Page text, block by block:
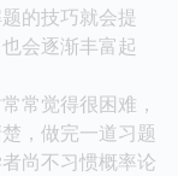
的技巧就会提
会逐渐丰富起
常觉得很困难，
，做完一道习题
尚不习惯概率论